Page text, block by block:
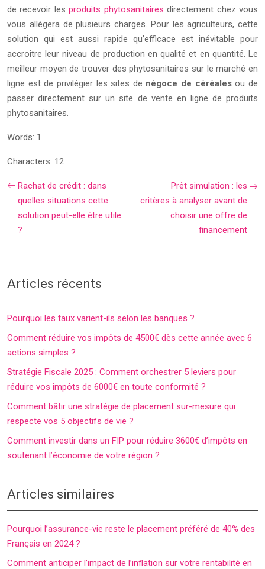
de recevoir lesproduits phytosanitaires directement chez vous
vous allègera de plusieurs charges. Pour les agriculteurs, cette
solution qui est aussi rapide qu’efficace est inévitable pour
accroître leur niveau de production en qualité et en quantité. Le
meilleur moyen de trouver des phytosanitaires sur le marché en
ligne est de privilégier les sites de négoce de céréalesou de
passer directement sur un site de vente en ligne de produits
phytosanitaires.
Words: 1
Characters: 12
Rachat de crédit : dans
quelles situations cette
solution peut-elle être utile
?
Prêt simulation : les
critères à analyser avant de
choisir une offre de
financement
Articles récents
Pourquoi les taux varient-ils selon les banques ?
Comment réduire vos impôts de 4500€ dès cette année avec 6
actions simples ?
Stratégie Fiscale 2025 : Comment orchestrer 5 leviers pour
réduire vos impôts de 6000€ en toute conformité ?
Comment bâtir une stratégie de placement sur-mesure qui
respecte vos 5 objectifs de vie ?
Comment investir dans un FIP pour réduire 3600€ d’impôts en
soutenant l’économie de votre région ?
Articles similaires
Pourquoi l’assurance-vie reste le placement préféré de 40% des
Français en 2024 ?
Comment anticiper l’impact de l’inflation sur votre rentabilité en